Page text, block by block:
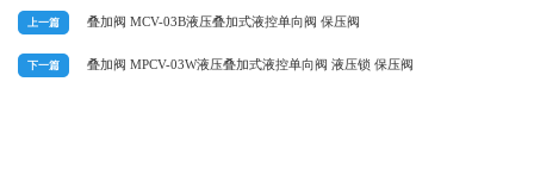
上一篇 叠加阀 MCV-03B液压叠加式液控单向阀 保压阀
下一篇 叠加阀 MPCV-03W液压叠加式液控单向阀 液压锁 保压阀